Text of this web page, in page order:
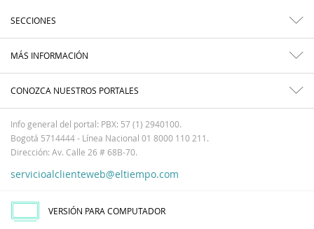
SECCIONES
MÁS INFORMACIÓN
CONOZCA NUESTROS PORTALES
Info general del portal: PBX: 57 (1) 2940100.
Bogotá 5714444 - Línea Nacional 01 8000 110 211.
Dirección: Av. Calle 26 # 68B-70.
servicioalclienteweb@eltiempo.com
VERSIÓN PARA COMPUTADOR